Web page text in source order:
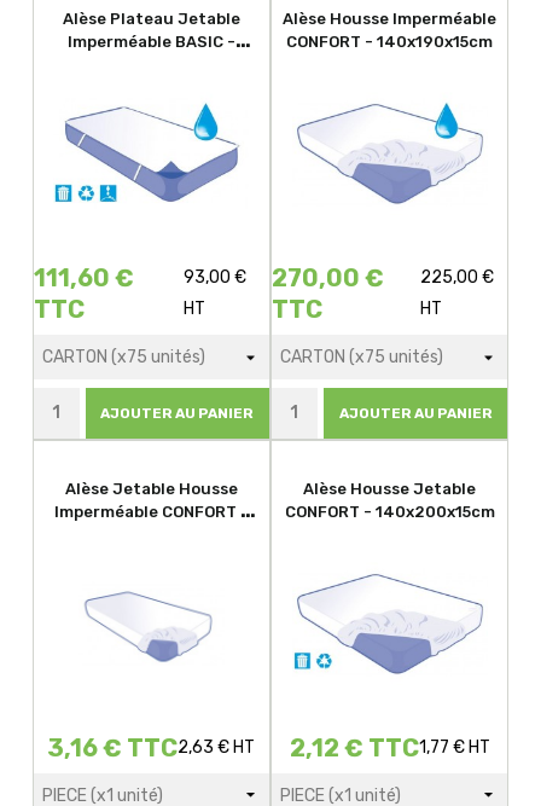
Alèse Plateau Jetable
Imperméable BASIC -
111,60 €
TTC
93,00 €
HT
AJOUTER AU PANIER
Alèse Housse Imperméable
CONFORT - 140x190x15cm
270,00 €
TTC
225,00 €
HT
AJOUTER AU PANIER
Alèse Jetable Housse
Imperméable CONFORT -
3,16 € TTC2,63 € HT
Alèse Housse Jetable
CONFORT - 140x200x15cm
2,12 € TTC1,77 € HT